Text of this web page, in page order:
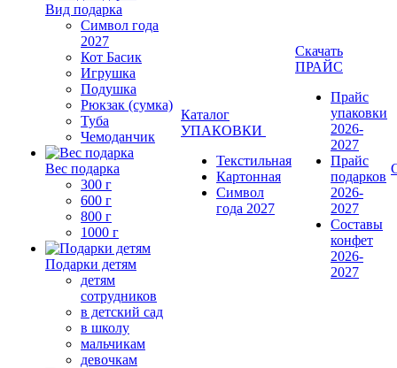
Вид подарка
Символ года
2027
Кот Басик
Игрушка
Подушка
Рюкзак (сумка)
Туба
Чемоданчик
Вес подарка
300 г
600 г
800 г
1000 г
Подарки детям
детям
сотрудников
в детский сад
в школу
мальчикам
девочкам
Каталог
УПАКОВКИ
Текстильная
Картонная
Символ
года 2027
Скачать
ПРАЙС
Прайс
упаковки
2026-
2027
Прайс
подарков
2026-
2027
Составы
конфет
2026-
2027